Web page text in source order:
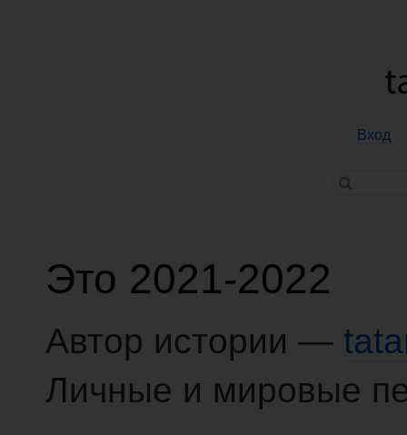
Вход
Это 2021-2022
Автор истории —
Личные и мировые